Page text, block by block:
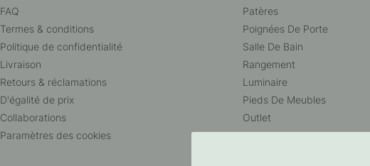
FAQ
Termes & conditions
Politique de confidentialité
Livraison
Retours & réclamations
D'égalité de prix
Collaborations
Paramètres des cookies
Patères
Poignées De Porte
Salle De Bain
Rangement
Luminaire
Pieds De Meubles
Outlet